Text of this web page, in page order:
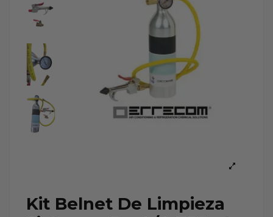
Kit Belnet De Limpieza